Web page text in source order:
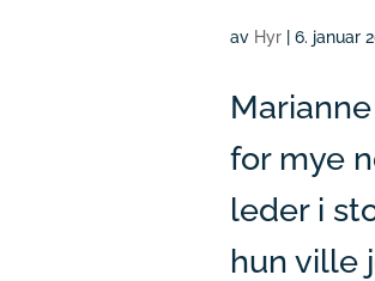
av Hyr 6. januar
for mye
leder i
hun ville